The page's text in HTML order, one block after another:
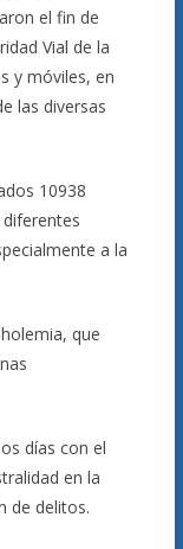
el fin de
Vial de la
y móviles, en
las diversas
10938
a la
que
días con el
en la
de delitos.